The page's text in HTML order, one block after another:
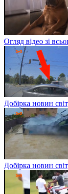
Огляд відео зі
Добірка новин
Добірка новин